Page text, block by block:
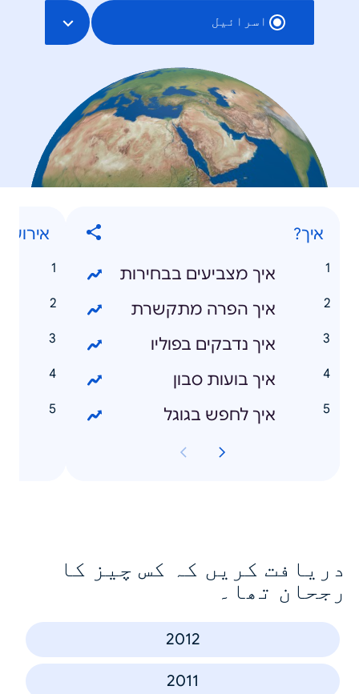
اسرائیل
איך?
איך מצביעים בבחירות
איך הפרה מתקשרת
איך נדבקים בפוליו
איך בועות סבון
איך לחפש בגוגל
دریافت کریں کہ کس چیز کا
رجحان تھا۔
2012
2011